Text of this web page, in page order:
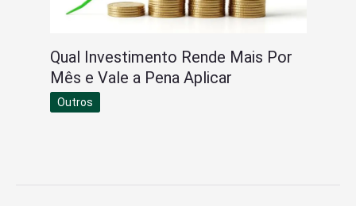
Qual Investimento Rende Mais Por
Mês e Vale a Pena Aplicar
Outros